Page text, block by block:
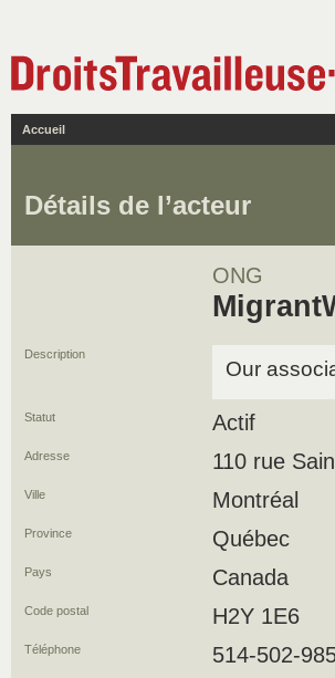
Accueil
Détails de l’acteur
ONG
Description
Our
Statut Actif
Adresse 110 rue
Ville Montréal
Province Québec
Pays Canada
Code postal H2Y 1E6
Téléphone 514-502-